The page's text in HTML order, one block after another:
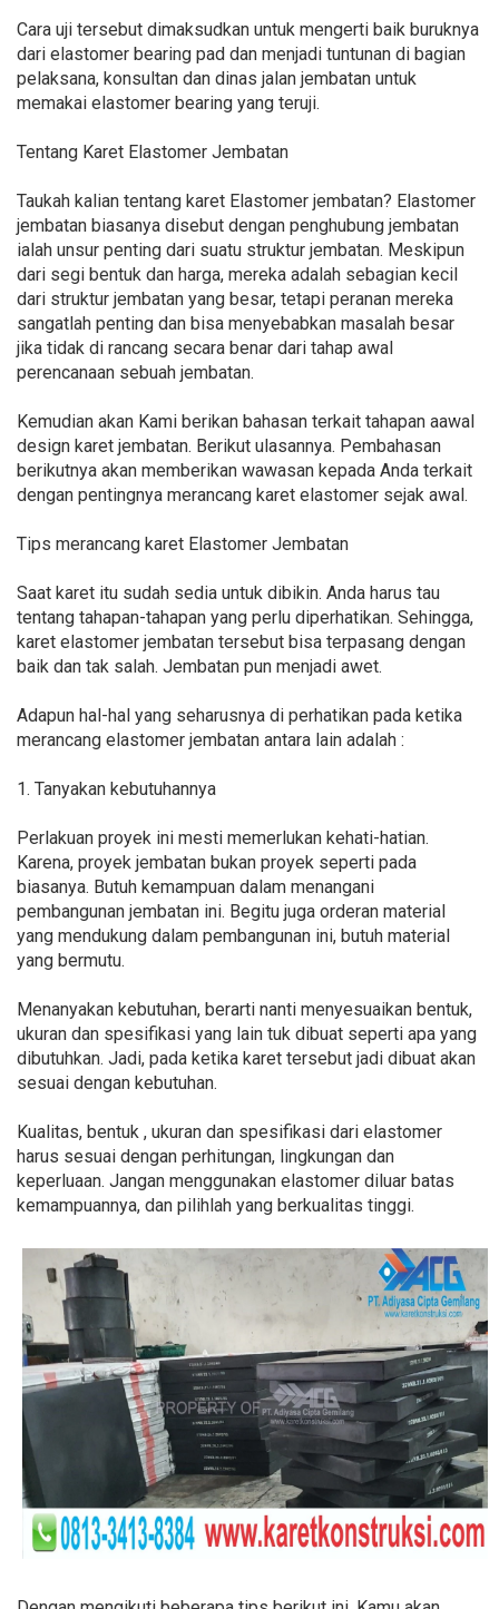
Cara uji tersebut dimaksudkan untuk mengerti baik buruknya
dari elastomer bearing pad dan menjadi tuntunan di bagian
pelaksana, konsultan dan dinas jalan jembatan untuk
memakai elastomer bearing yang teruji.
Tentang Karet Elastomer Jembatan
Taukah kalian tentang karet Elastomer jembatan? Elastomer
jembatan biasanya disebut dengan penghubung jembatan
ialah unsur penting dari suatu struktur jembatan. Meskipun
dari segi bentuk dan harga, mereka adalah sebagian kecil
dari struktur jembatan yang besar, tetapi peranan mereka
sangatlah penting dan bisa menyebabkan masalah besar
jika tidak di rancang secara benar dari tahap awal
perencanaan sebuah jembatan.
Kemudian akan Kami berikan bahasan terkait tahapan aawal
design karet jembatan. Berikut ulasannya. Pembahasan
berikutnya akan memberikan wawasan kepada Anda terkait
dengan pentingnya merancang karet elastomer sejak awal.
Tips merancang karet Elastomer Jembatan
Saat karet itu sudah sedia untuk dibikin. Anda harus tau
tentang tahapan-tahapan yang perlu diperhatikan. Sehingga,
karet elastomer jembatan tersebut bisa terpasang dengan
baik dan tak salah. Jembatan pun menjadi awet.
Adapun hal-hal yang seharusnya di perhatikan pada ketika
merancang elastomer jembatan antara lain adalah :
1. Tanyakan kebutuhannya
Perlakuan proyek ini mesti memerlukan kehati-hatian.
Karena, proyek jembatan bukan proyek seperti pada
biasanya. Butuh kemampuan dalam menangani
pembangunan jembatan ini. Begitu juga orderan material
yang mendukung dalam pembangunan ini, butuh material
yang bermutu.
Menanyakan kebutuhan, berarti nanti menyesuaikan bentuk,
ukuran dan spesifikasi yang lain tuk dibuat seperti apa yang
dibutuhkan. Jadi, pada ketika karet tersebut jadi dibuat akan
sesuai dengan kebutuhan.
Kualitas, bentuk , ukuran dan spesifikasi dari elastomer
harus sesuai dengan perhitungan, lingkungan dan
keperluaan. Jangan menggunakan elastomer diluar batas
kemampuannya, dan pilihlah yang berkualitas tinggi.